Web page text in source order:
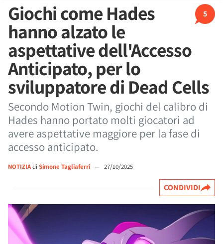
5
Giochi come Hades
hanno alzato le
aspettative dell'Accesso
Anticipato, per lo
sviluppatore di Dead Cells
Secondo Motion Twin, giochi del calibro di
Hades hanno portato molti giocatori ad
avere aspettative maggiore per la fase di
accesso anticipato.
NOTIZIAdi Simone Tagliaferri — 27/10/2025
CONDIVIDI